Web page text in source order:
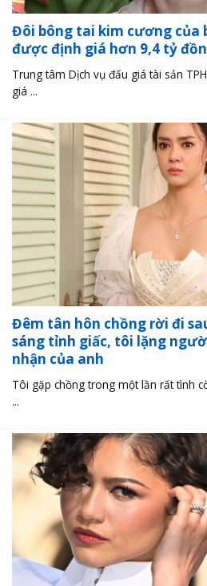
Đôi bông tai kim cương của
được định giá hơn 9,4 tỷ
Trung tâm Dịch vụ đấu giá tài sản
giá ...
Đêm tân hôn chồng rời đi
sáng tỉnh giấc, tôi lặng
nhận của anh
Tôi gặp chồng trong một lần rất tình
...